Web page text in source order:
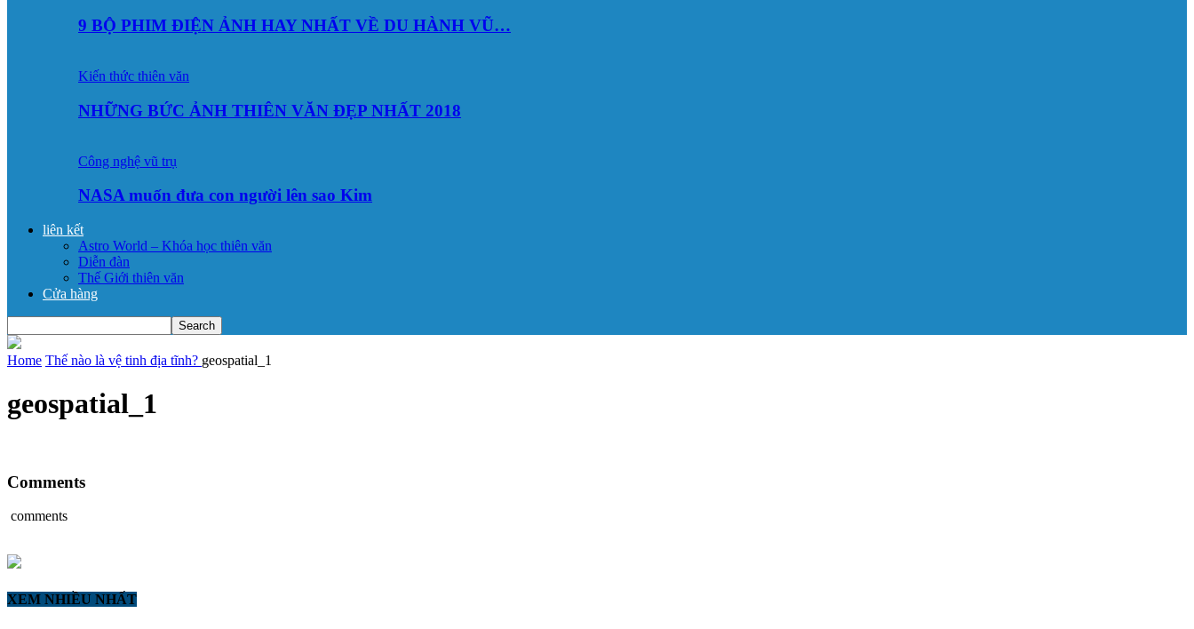
9 BỘ PHIM ĐIỆN ẢNH HAY NHẤT VỀ DU HÀNH VŨ…
Kiến thức thiên văn
NHỮNG BỨC ẢNH THIÊN VĂN ĐẸP NHẤT 2018
Công nghệ vũ trụ
NASA muốn đưa con người lên sao Kim
liên kết
Astro World – Khóa học thiên văn
Diễn đàn
Thế Giới thiên văn
Cửa hàng
Home Thế nào là vệ tinh địa tĩnh? geospatial_1
geospatial_1
Comments
comments
XEM NHIỀU NHẤT